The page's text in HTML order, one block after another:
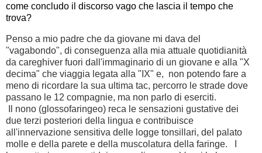
come concludo il discorso vago che lascia il tempo che
trova?
Penso a mio padre che da giovane mi dava del
"vagabondo", di conseguenza alla mia attuale quotidianità
da careghiver fuori dall'immaginario di un giovane e alla "X
decima" che viaggia legata alla "IX" e, non potendo fare a
meno di ricordare la sua ultima tac, percorro le strade dove
passano le 12 compagnie, ma non parlo di eserciti.
Il nono (glossofaringeo) reca le sensazioni gustative dei
due terzi posteriori della lingua e contribuisce
all'innervazione sensitiva delle logge tonsillari, del palato
molle e della parete e della muscolatura della faringe. I